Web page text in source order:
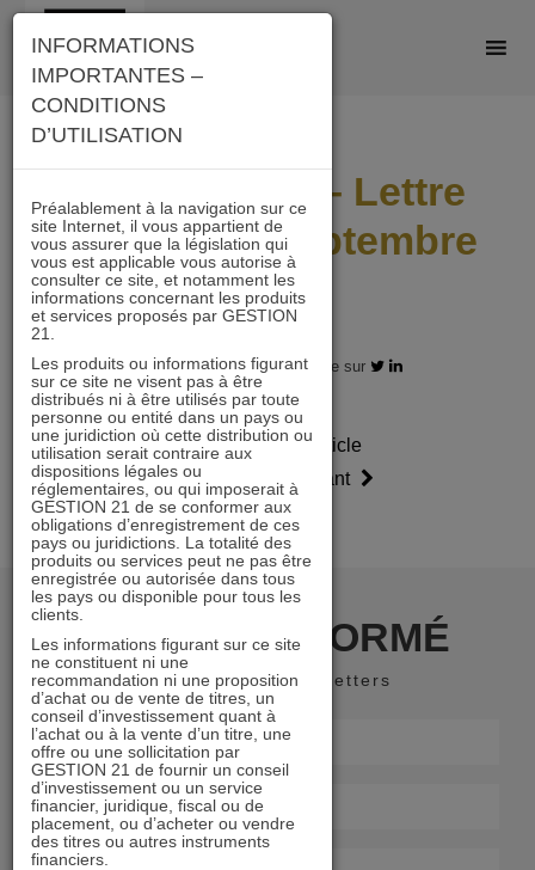
Skip
content
ACTIONS 21 – Lettre
mensuelle Septembre
2024
30.09.2024 - Partagez l'article sur
Article
précédent
Article
suivant
RESTER INFORMÉ
Recevoir nos newsletters
INFORMATIONS
IMPORTANTES –
CONDITIONS
D’UTILISATION
Préalablement à la navigation sur ce
site Internet, il vous appartient de
vous assurer que la législation qui
vous est applicable vous autorise à
consulter ce site, et notamment les
informations concernant les produits
et services proposés par GESTION
21.
Les produits ou informations figurant
sur ce site ne visent pas à être
distribués ni à être utilisés par toute
personne ou entité dans un pays ou
une juridiction où cette distribution ou
utilisation serait contraire aux
dispositions légales ou
réglementaires, ou qui imposerait à
GESTION 21 de se conformer aux
obligations d’enregistrement de ces
pays ou juridictions. La totalité des
produits ou services peut ne pas être
enregistrée ou autorisée dans tous
les pays ou disponible pour tous les
clients.
Les informations figurant sur ce site
ne constituent ni une
recommandation ni une proposition
d’achat ou de vente de titres, un
conseil d’investissement quant à
l’achat ou à la vente d’un titre, une
offre ou une sollicitation par
GESTION 21 de fournir un conseil
d’investissement ou un service
financier, juridique, fiscal ou de
placement, ou d’acheter ou vendre
des titres ou autres instruments
financiers.